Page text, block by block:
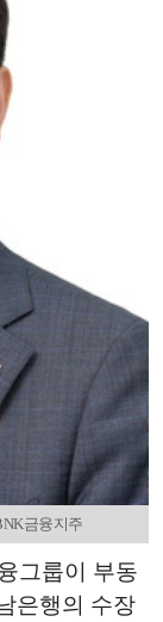
금융지주
그룹이 부동
은행의 수장